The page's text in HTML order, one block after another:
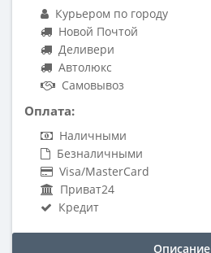
Курьером по городу
Новой Почтой
Деливери
Автолюкс
Самовывоз
Оплата:
Наличными
Безналичными
Visa/MasterCard
Приват24
Кредит
Описание